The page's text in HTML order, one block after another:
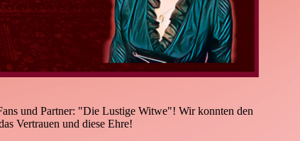
und Partner: "Die Lustige Witwe"! Wir konnten den
Vertrauen und diese Ehre!